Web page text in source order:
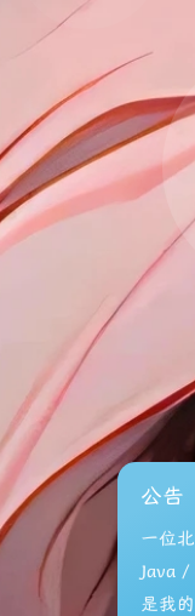
公告
一位
Java
是我